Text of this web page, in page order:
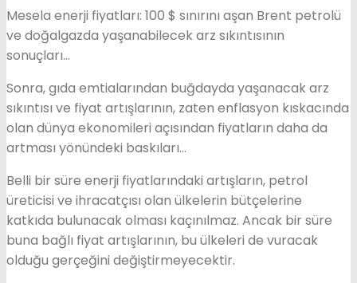
Mesela enerji fiyatları: 100 $ sınırını aşan Brent petrolü
ve doğalgazda yaşanabilecek arz sıkıntısının
sonuçları…
Sonra, gıda emtialarından buğdayda yaşanacak arz
sıkıntısı ve fiyat artışlarının, zaten enflasyon kıskacında
olan dünya ekonomileri açısından fiyatların daha da
artması yönündeki baskıları…
Belli bir süre enerji fiyatlarındaki artışların, petrol
üreticisi ve ihracatçısı olan ülkelerin bütçelerine
katkıda bulunacak olması kaçınılmaz. Ancak bir süre
buna bağlı fiyat artışlarının, bu ülkeleri de vuracak
olduğu gerçeğini değiştirmeyecektir.